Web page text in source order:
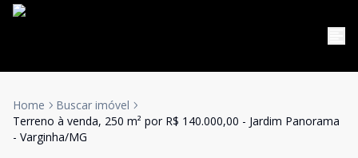
Home
Buscar imóvel
Terreno à venda, 250 m² por R$ 140.000,00 - Jardim Panorama
- Varginha/MG